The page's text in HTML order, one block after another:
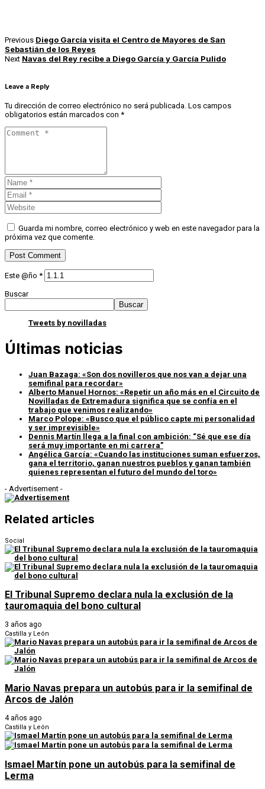
Previous Diego García visita el Centro de Mayores de San
Sebastián de los Reyes
Next Navas del Rey recibe a Diego García y García Pulido
Leave a Reply
Tu dirección de correo electrónico no será publicada. Los campos
obligatorios están marcados con *
Guarda mi nombre, correo electrónico y web en este navegador para la
próxima vez que comente.
Este @ño *
Buscar
Buscar
Tweets by novilladas
Últimas noticias
Juan Bazaga: «Son dos novilleros que nos van a dejar una
semifinal para recordar»
Alberto Manuel Hornos: «Repetir un año más en el Circuito de
Novilladas de Extremadura significa que se confía en el
trabajo que venimos realizando»
Marco Polope: «Busco que el público capte mi personalidad
y ser imprevisible»
Dennis Martín llega a la final con ambición: “Sé que ese día
será muy importante en mi carrera”
Angélica García: «Cuando las instituciones suman esfuerzos,
gana el territorio, ganan nuestros pueblos y ganan también
quienes representan el futuro del mundo del toro»
- Advertisement -
Related articles
Social
El Tribunal Supremo declara nula la exclusión de la
tauromaquia del bono cultural
3 años ago
Castilla y León
Mario Navas prepara un autobús para ir la semifinal de
Arcos de Jalón
4 años ago
Castilla y León
Ismael Martín pone un autobús para la semifinal de
Lerma